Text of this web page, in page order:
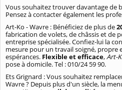
Vous souhaitez trouver davantage de
Pensez à contacter également les
Art-Ko - Wavre : Bénéficiez de plus de
fabrication de volets, de châssis et de
entreprise spécialisée. Confiez-lui la
mesure pour un travail soigné, propre
espérances. Flexible et efficace,Art-
pose à domicile. Tel : 010/24 59 90.
Ets Grignard : Vous souhaitez
Wavre ? Depuis plus d'un siècle, la